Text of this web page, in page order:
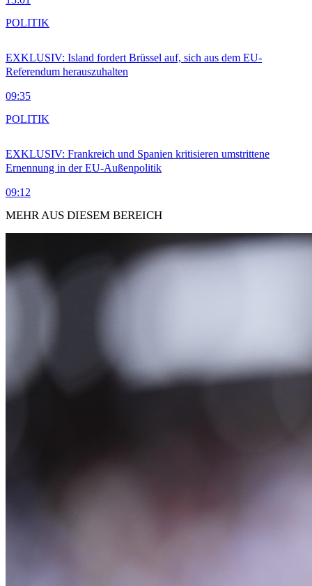
EXKLUSIV: Island fordert Brüssel auf, sich aus dem EU-
Referendum herauszuhalten
09:35
POLITIK
EXKLUSIV: Frankreich und Spanien kritisieren umstrittene
Ernennung in der EU-Außenpolitik
09:12
POLITIK
MEHR AUS DIESEM BEREICH